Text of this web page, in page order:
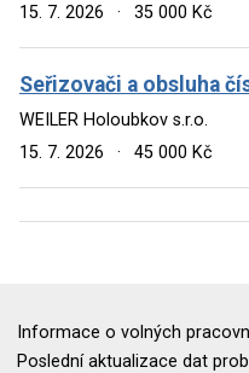
15. 7. 2026
· 35 000 Kč
Seřizovači a obsluha
WEILER Holoubkov s.r.o.
15. 7. 2026
· 45 000 Kč
Informace o volných
Poslední aktualizace dat